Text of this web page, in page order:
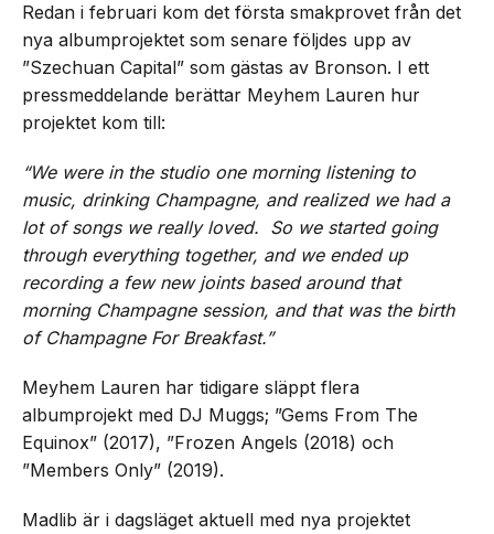
Redan i februari kom det första smakprovet från det
nya albumprojektet som senare följdes upp av
”Szechuan Capital” som gästas av Bronson. I ett
pressmeddelande berättar Meyhem Lauren hur
projektet kom till:
“We were in the studio one morning listening to
music, drinking Champagne, and realized we had a
lot of songs we really loved. So we started going
through everything together, and we ended up
recording a few new joints based around that
morning Champagne session, and that was the birth
of Champagne For Breakfast.”
Meyhem Lauren har tidigare släppt flera
albumprojekt med DJ Muggs; ”Gems From The
Equinox” (2017), ”Frozen Angels (2018) och
”Members Only” (2019).
Madlib är i dagsläget aktuell med nya projektet